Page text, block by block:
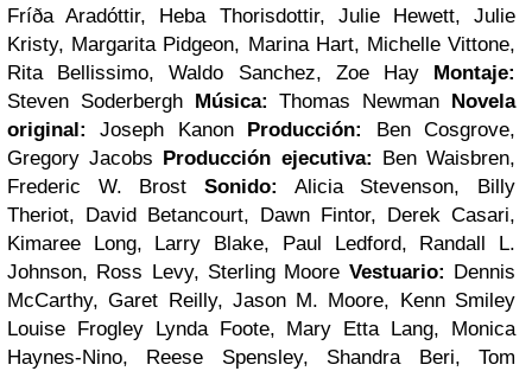
Fríða Aradóttir, Heba Thorisdottir, Julie Hewett, Julie
Kristy, Margarita Pidgeon, Marina Hart, Michelle Vittone,
Rita Bellissimo, Waldo Sanchez, Zoe Hay
Montaje:
Steven Soderbergh Música: Thomas Newman Novela
original:
Joseph Kanon Producción:
Ben Cosgrove,
Gregory Jacobs Producción ejecutiva: Ben Waisbren,
Frederic W. Brost
Sonido:
Alicia Stevenson, Billy
Theriot, David Betancourt, Dawn Fintor, Derek Casari,
Kimaree Long, Larry Blake, Paul Ledford, Randall L.
Johnson, Ross Levy, Sterling Moore Vestuario: Dennis
McCarthy, Garet Reilly, Jason M. Moore, Kenn Smiley
Louise Frogley Lynda Foote, Mary Etta Lang, Monica
Haynes-Nino, Reese Spensley, Shandra Beri, Tom